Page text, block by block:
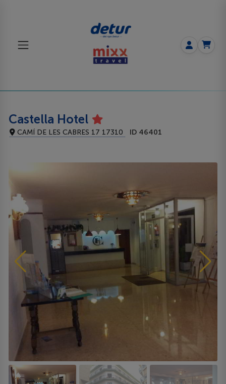
Castella Hotel
CAMÍ DE LES CABRES 17 17310 ID 46401